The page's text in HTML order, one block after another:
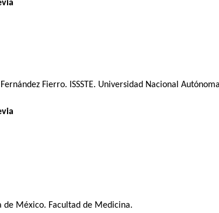
Fierro. ISSSTE. Universidad Nacional
de México. Facultad de Medicina.